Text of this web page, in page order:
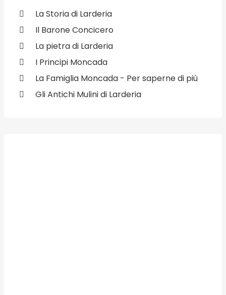
La Storia di Larderia
Il Barone Concicero
La pietra di Larderia
I Principi Moncada
La Famiglia Moncada - Per saperne di più
Gli Antichi Mulini di Larderia